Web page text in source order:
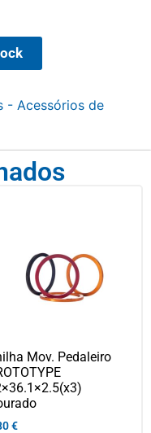
- Acessórios de
Mov. Pedaleiro
€